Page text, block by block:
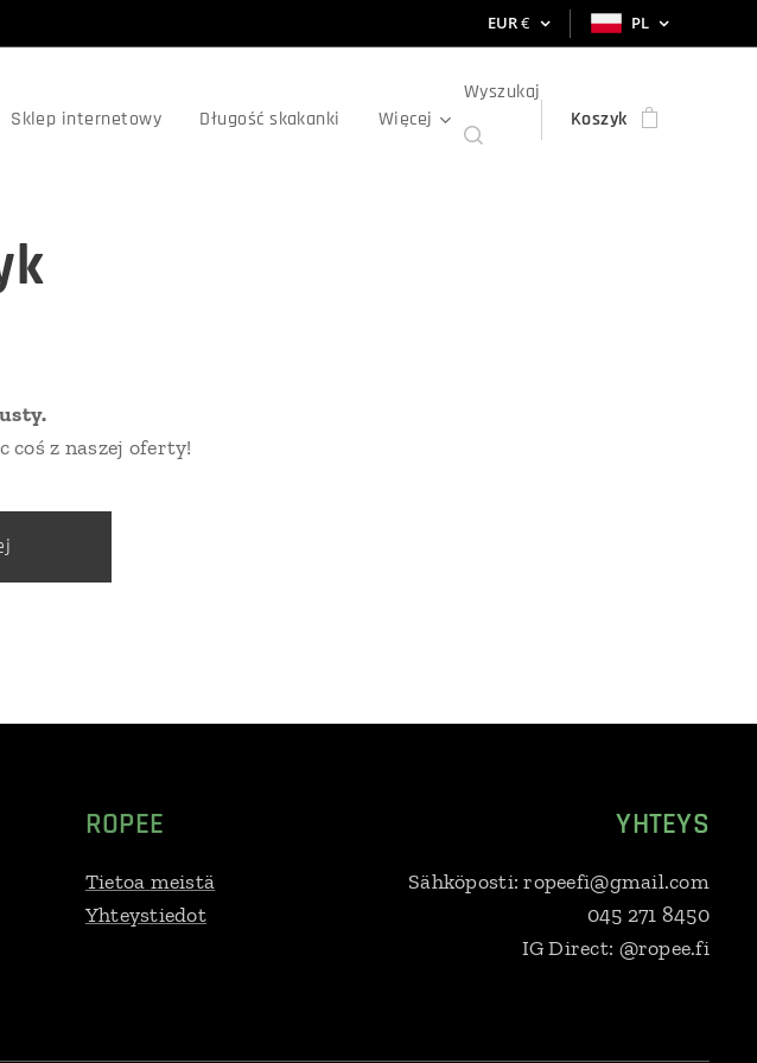
EUR€ PL
Sklep internetowy Długość skakanki Więcej
Wyszukaj
Koszyk
coś z naszej oferty!
ROPEE
Tietoa meistä
Yhteystiedot
YHTEYS
Sähköposti: ropeefi@gmail.com
045 271 8450
IG Direct: @ropee.fi